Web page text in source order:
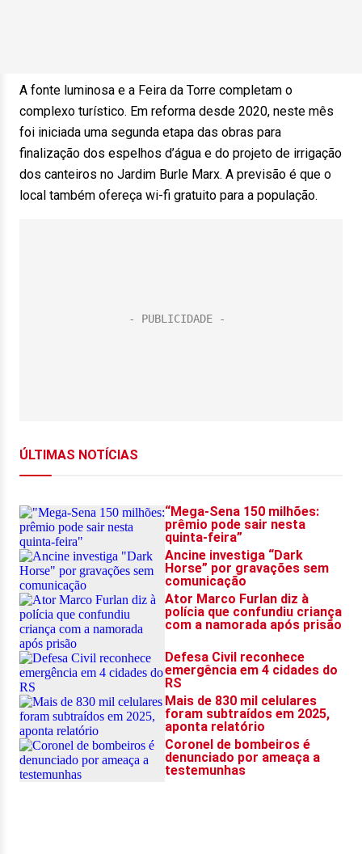
A fonte luminosa e a Feira da Torre completam o
complexo turístico. Em reforma desde 2020, neste mês
foi iniciada uma segunda etapa das obras para
finalização dos espelhos d’água e do projeto de irrigação
dos canteiros no Jardim Burle Marx. A previsão é que o
local também ofereça wi-fi gratuito para a população.